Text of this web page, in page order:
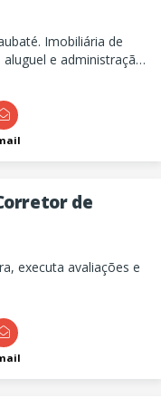
Imobiliária de
e administração
de
executa avaliações e